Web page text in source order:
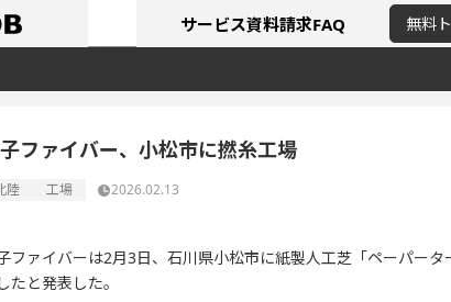
無料
サービス資料請求FAQ
ファイバー、小松市に撚糸工場
陸 工場 2026.02.13
ファイバーは2月3日、石川県小松市に紙製人工芝「ペーパー
たと発表した。